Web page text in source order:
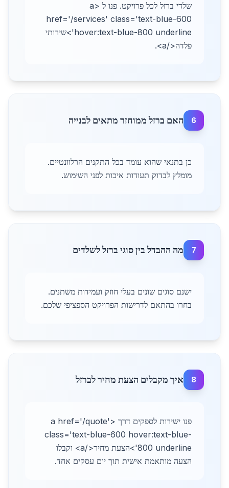
שלדי ברזל לכל פרויקט. פנו ל <a
href='/services' class='text-blue-600
hover:text-blue-800 underline'>שירותי
פלדה</a>.
6 האם ברזל ממוחזר מתאים לבנייה
כן בתנאי שהוא עומד בכל התקנים הרלוונטיים.
מומלץ לבדוק תעודות איכות לפני השימוש.
7 מה ההבדל בין סוגי ברזל לשלדים
ישנם סוגים שונים בעלי חוזק ועמידות משתנים.
בחרו בהתאם לדרישות הפרויקט הספציפי שלכם.
8 איך מקבלים הצעת מחיר לברזל
פנו ישירות לספקים דרך <a href='/quote'
class='text-blue-600 hover:text-blue-
800 underline'>הצעת מחיר</a> וקבלו
הצעה מותאמת אישית תוך יום עסקים אחד.